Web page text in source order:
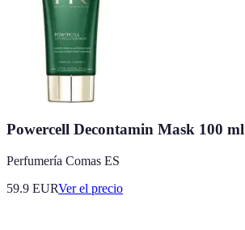
Powercell Decontamin Mask 100 ml
Perfumería Comas ES
59.9 EURVer el precio